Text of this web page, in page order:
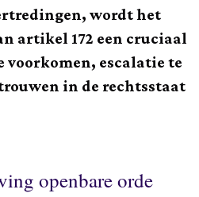
wordt het
artikel 172 een cruciaal
voorkomen, escalatie te
in de rechtsstaat
openbare orde